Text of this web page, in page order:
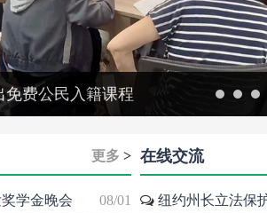
虹公园志愿服务
更多 >
学金晚会 08/01
在线交流
纽约州长立法保